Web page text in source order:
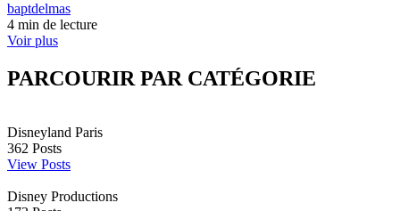
baptdelmas
4 min de lecture
Voir plus
PARCOURIR PAR CATÉGORIE
Disneyland Paris
362 Posts
View Posts
Disney Productions